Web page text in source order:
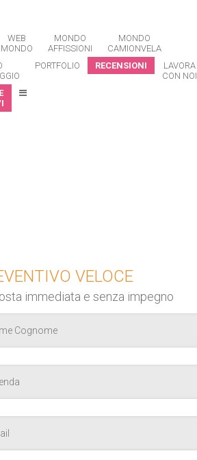
WEB
MONDO
MONDO
AFFISSIONI
MONDO
CAMIONVELA
PORTFOLIO RECENSIONI
LAVORA
CON NOI
VELOCE
immediata e senza impegno